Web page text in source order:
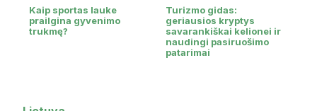
Kaip sportas lauke
prailgina gyvenimo
trukmę?
Turizmo gidas:
geriausios kryptys
savarankiškai kelionei ir
naudingi pasiruošimo
patarimai